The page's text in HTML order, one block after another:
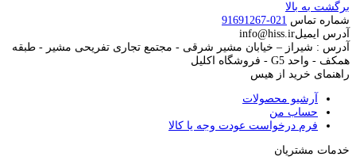
برگشت به بالا
شماره تماس 021-91691267
آدرس ایمیلinfo@hiss.ir
آدرس : شیراز – خیابان مشیر شرقی - مجتمع تجاری تفریحی مشیر - طبقه
همکف - واحد G5 - فروشگاه اکلیل
راهنمای خرید از هیس
آرشیو محصولات
حساب من
فرم درخواست عودت وجه یا کالا
خدمات مشتریان